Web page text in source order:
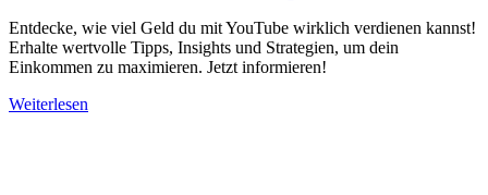
Entdecke, wie viel Geld du mit YouTube wirklich verdienen kannst!
Erhalte wertvolle Tipps, Insights und Strategien, um dein
Einkommen zu maximieren. Jetzt informieren!
Weiterlesen